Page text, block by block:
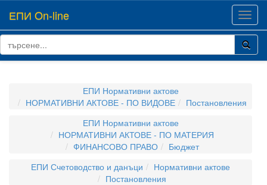
ЕПИ On-line
ЕПИ Нормативни актове
НОРМАТИВНИ АКТОВЕ - ПО ВИДОВЕ
Постановления
ЕПИ Нормативни актове
НОРМАТИВНИ АКТОВЕ - ПО МАТЕРИЯ
ФИНАНСОВО ПРАВО
Бюджет
ЕПИ Счетоводство и данъци
Нормативни актове
Постановления